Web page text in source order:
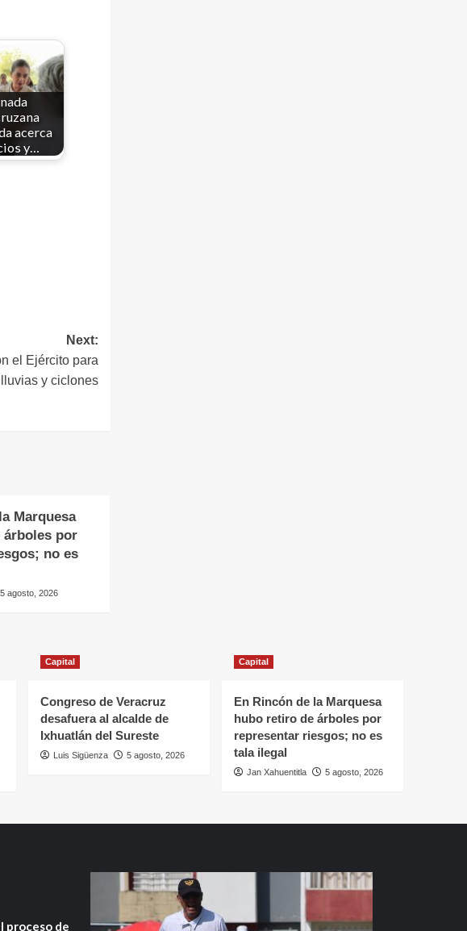
acerca
y…
Next:
el Ejército para
y ciclones
Marquesa
árboles por
no es
5 agosto, 2026
Capital
Congreso de Veracruz
desafuera al alcalde de
Ixhuatlán del Sureste
Luis Sigüenza 5 agosto, 2026
Capital
En Rincón de la Marquesa
hubo retiro de árboles por
representar riesgos; no es
tala ilegal
Jan Xahuentitla 5 agosto, 2026
proceso de